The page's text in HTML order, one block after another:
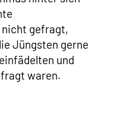
gefragt,
Jüngsten gerne
und
waren.